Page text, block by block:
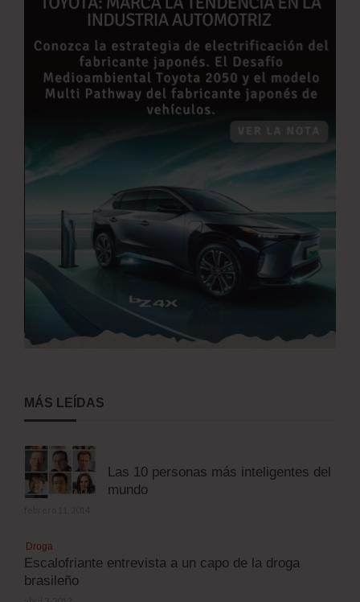
MÁS LEÍDAS
Las 10 personas más inteligentes del
mundo
Droga
Escalofriante entrevista a un capo de la droga
brasileño